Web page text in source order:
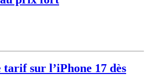
tarif sur l’iPhone 17 dès